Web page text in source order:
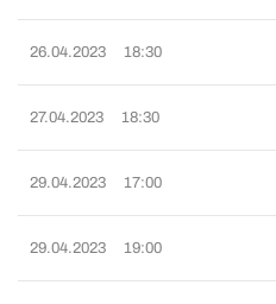
26.04.2023 18:30
27.04.2023 18:30
29.04.2023 17:00
29.04.2023 19:00